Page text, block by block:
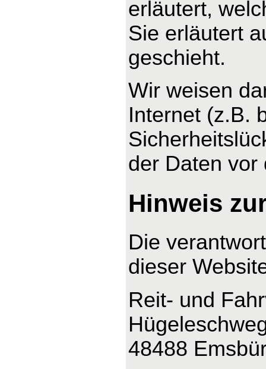
erläutert,
Sie erläutert
geschieht.
Wir weisen
Internet (z.B.
der Daten vor
Hinweis
Die
dieser
Reit- und
48488